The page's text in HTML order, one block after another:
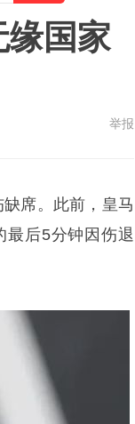
缘国家
举报
缺席。此前，皇马
最后5分钟因伤退